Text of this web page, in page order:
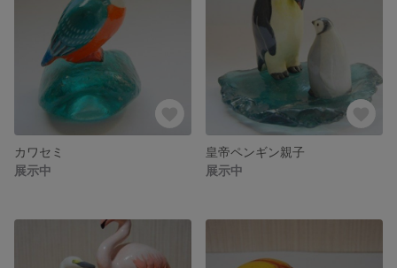
カワセミ
展示中
皇帝ペンギン親子
展示中